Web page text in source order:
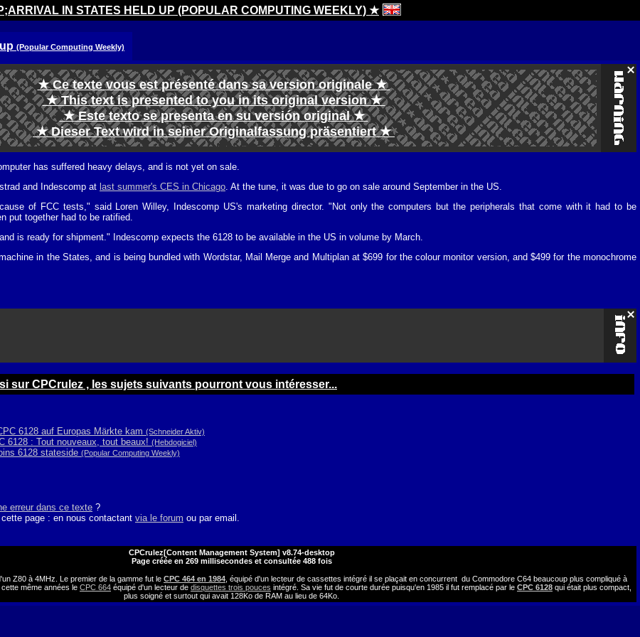
IN STATES HELD UP (POPULAR COMPUTING WEEKLY) ★
(Popular Computing Weekly)
★ Ce texte vous est présenté dans sa version originale ★
★ This text is presented to you in its original version ★
★ Este texto se presenta en su versión original ★
★ Dieser Text wird in seiner Originalfassung präsentiert ★
has suffered heavy delays, and is not yet on sale.
and Indescomp at last summer's CES in Chicago. At the tune, it was due to go on sale around September in the US.
of FCC tests," said Loren Willey, Indescomp US's marketing director. "Not only the computers but the peripherals that come with it had to be
put together had to be ratified.
is ready for shipment." Indescomp expects the 6128 to be available in the US in volume by March.
in the States, and is being bundled with Wordstar, Mail Merge and Multiplan at $699 for the colour monitor version, and $499 for the monochrome
sur CPCrulez , les sujets suivants pourront vous intéresser...
6128 auf Europas Märkte kam (Schneider Aktiv)
6128 : Tout nouveaux, tout beaux! (Hebdogiciel)
6128 stateside (Popular Computing Weekly)
erreur dans ce texte ?
page : en nous contactant via le forum ou par email.
CPCrulez[Content Management System] v8.74-desktop
Page créée en 269 millisecondes et consultée 488 fois
Z80 à 4MHz. Le premier de la gamme fut le CPC 464 en 1984 , équipé d'un lecteur de cassettes intégré il se plaçait en concurrent du Commodore C64 beaucoup plus compliqué à
même années le CPC 664 équipé d'un lecteur de disquettes trois pouces intégré. Sa vie fut de courte durée puisqu'en 1985 il fut remplacé par le CPC 6128 qui était plus compact,
plus soigné et surtout qui avait 128Ko de RAM au lieu de 64Ko.